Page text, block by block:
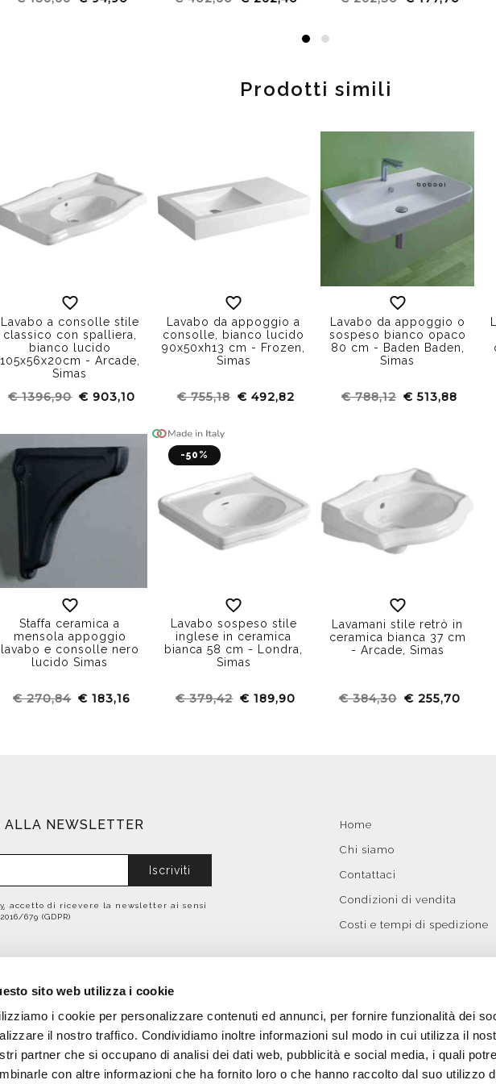
sito web utilizza i cookie
i cookie per personalizzare contenuti ed annunci, per fornire funzionalità dei
il nostro traffico. Condividiamo inoltre informazioni sul modo in cui utilizza il
partner che si occupano di analisi dei dati web, pubblicità e social media, i quali
con altre informazioni che ha fornito loro o che hanno raccolto dal suo utilizzo
Prodotti simili
Lavabo a consolle stile
classico con spalliera,
bianco lucido
105x56x20cm - Arcade,
Simas
€ 1396,90 € 903,10
Lavabo da appoggio a
consolle, bianco lucido
90x50xh13 cm - Frozen,
Simas
€ 755,18 € 492,82
Lavabo da appoggio o
sospeso bianco opaco
80 cm - Baden Baden,
Simas
€ 788,12 € 513,88
Staffa ceramica a
mensola appoggio
lavabo e consolle nero
lucido Simas
€ 270,84 € 183,16
-50%
Lavabo sospeso stile
inglese in ceramica
bianca 58 cm - Londra,
Simas
€ 379,42 € 189,90
Lavamani stile retrò in
ceramica bianca 37 cm
- Arcade, Simas
€ 384,30 € 255,70
ALLA NEWSLETTER
Iscriviti
, accetto di ricevere la newsletter ai sensi
679 (GDPR)
Home
Chi siamo
Contattaci
Condizioni di vendita
Costi e tempi di spedizione